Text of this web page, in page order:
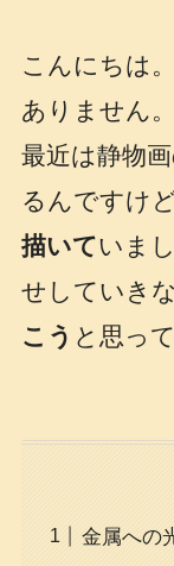
こんにちは
ありません。
最近は静物
るんですけど
描いていま
せしていきな
こう と思っ
金属への